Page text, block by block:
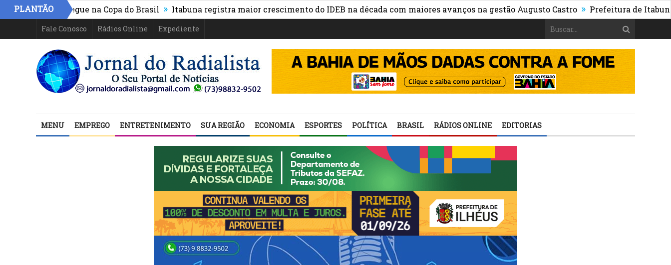
PLANTÃO
PR e segue na Copa do Brasil » Itabuna registra maior crescimento do IDEB na década com maiores avanços na gestão Augusto Castro » Prefeitura de Itabuna
Fale Conosco Rádios Online Expediente
MENU EMPREGO ENTRETENIMENTO SUA REGIÃO ECONOMIA ESPORTES POLÍTICA BRASIL RÁDIOS ONLINE EDITORIAS